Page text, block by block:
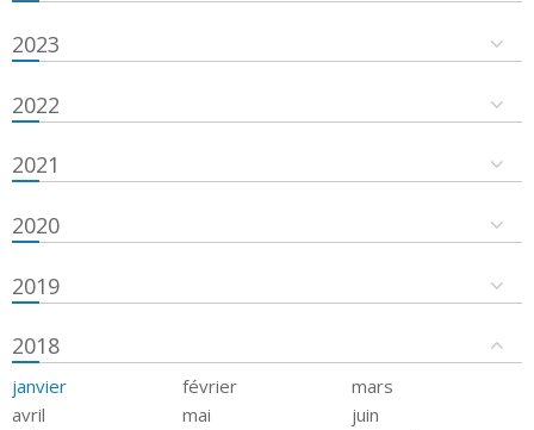
2023
2022
2021
2020
2019
2018
janvier février
mars
avril
mai
juin